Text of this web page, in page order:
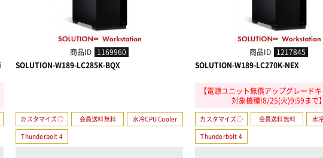
商品ID 1169960
SOLUTION-W189-LC285K-BQX
カスタマイズ○ 会員送料無料
水冷CPU Cooler
Thunderbolt 4
商品ID 1217845
SOLUTION-W189-LC270K-NEX
【電源ユニット無償アップグレード
対象機種!8/25(火)9:59まで
カスタマイズ○ 会員送料無料
水
Thunderbolt 4